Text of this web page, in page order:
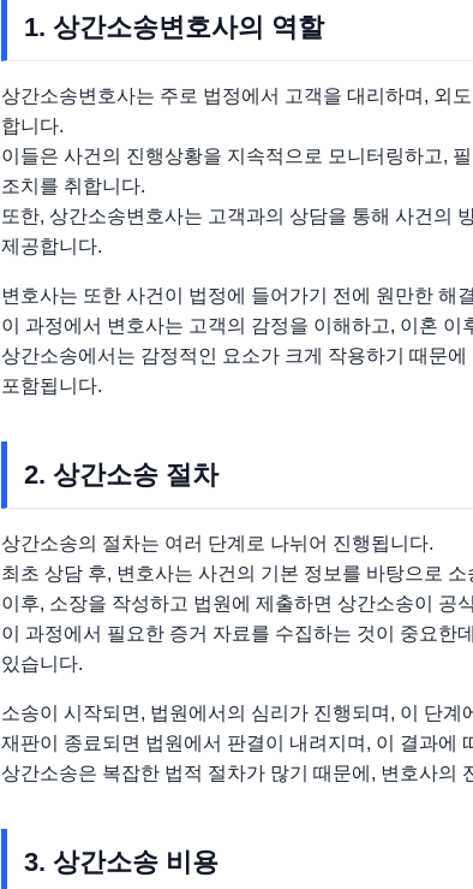
1. 상간소송변호사의 역할
상간소송변호사는 주로 법정에서 고객을 대리하며, 외
합니다.
이들은 사건의 진행상황을 지속적으로 모니터링하고,
조치를 취합니다.
또한, 상간소송변호사는 고객과의 상담을 통해 사건의
제공합니다.
변호사는 또한 사건이 법정에 들어가기 전에 원만한 해
이 과정에서 변호사는 고객의 감정을 이해하고, 이혼
상간소송에서는 감정적인 요소가 크게 작용하기 때문
포함됩니다.
2. 상간소송 절차
상간소송의 절차는 여러 단계로 나뉘어 진행됩니다.
최초 상담 후, 변호사는 사건의 기본 정보를 바탕으로
이후, 소장을 작성하고 법원에 제출하면 상간소송이 공
이 과정에서 필요한 증거 자료를 수집하는 것이 중요한
있습니다.
소송이 시작되면, 법원에서의 심리가 진행되며, 이 단
재판이 종료되면 법원에서 판결이 내려지며, 이 결과에
상간소송은 복잡한 법적 절차가 많기 때문에, 변호사의
3. 상간소송 비용